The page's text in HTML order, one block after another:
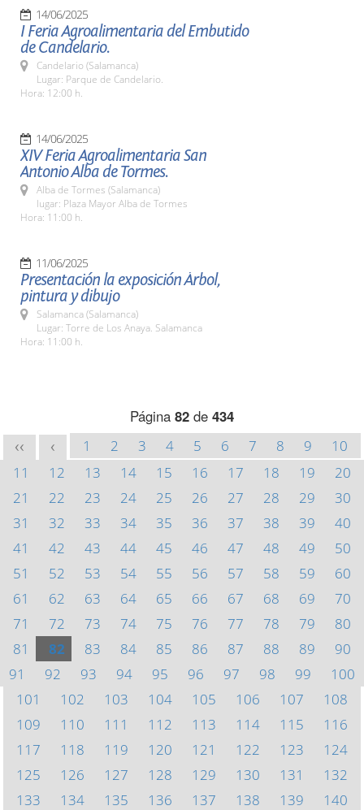
14/06/2025
I Feria Agroalimentaria del Embutido
de Candelario.
Candelario (Salamanca)
Lugar: Parque de Candelario.
Hora: 12:00 h.
14/06/2025
XIV Feria Agroalimentaria San
Antonio Alba de Tormes.
Alba de Tormes (Salamanca)
lugar: Plaza Mayor Alba de Tormes
Hora: 11:00 h.
11/06/2025
Presentación la exposición Árbol,
pintura y dibujo
Salamanca (Salamanca)
Lugar: Torre de Los Anaya. Salamanca
Hora: 11:00 h.
Página 82 de 434
<< < 1 2 3 4 5 6 7 8 9
10
11
12 13 14 15 16 17 18 19
20
21
22 23 24 25 26 27 28 29
30
31
32 33 34 35 36 37 38 39
40
41
42 43 44 45 46 47 48 49
50
51
52 53 54 55 56 57 58 59
60
61
62 63 64 65 66 67 68 69
70
71
72 73 74 75 76 77 78 79
80
81
82 83 84 85 86 87 88 89
90
91
92 93 94 95 96 97 98 99
100
101
102 103 104 105 106 107
108
109
110 111 112 113 114 115
116
117
118 119 120 121 122 123
124
125
126 127 128 129 130 131
132
133
134 135 136 137 138 139
140